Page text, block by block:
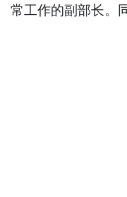
常工作的副部长。